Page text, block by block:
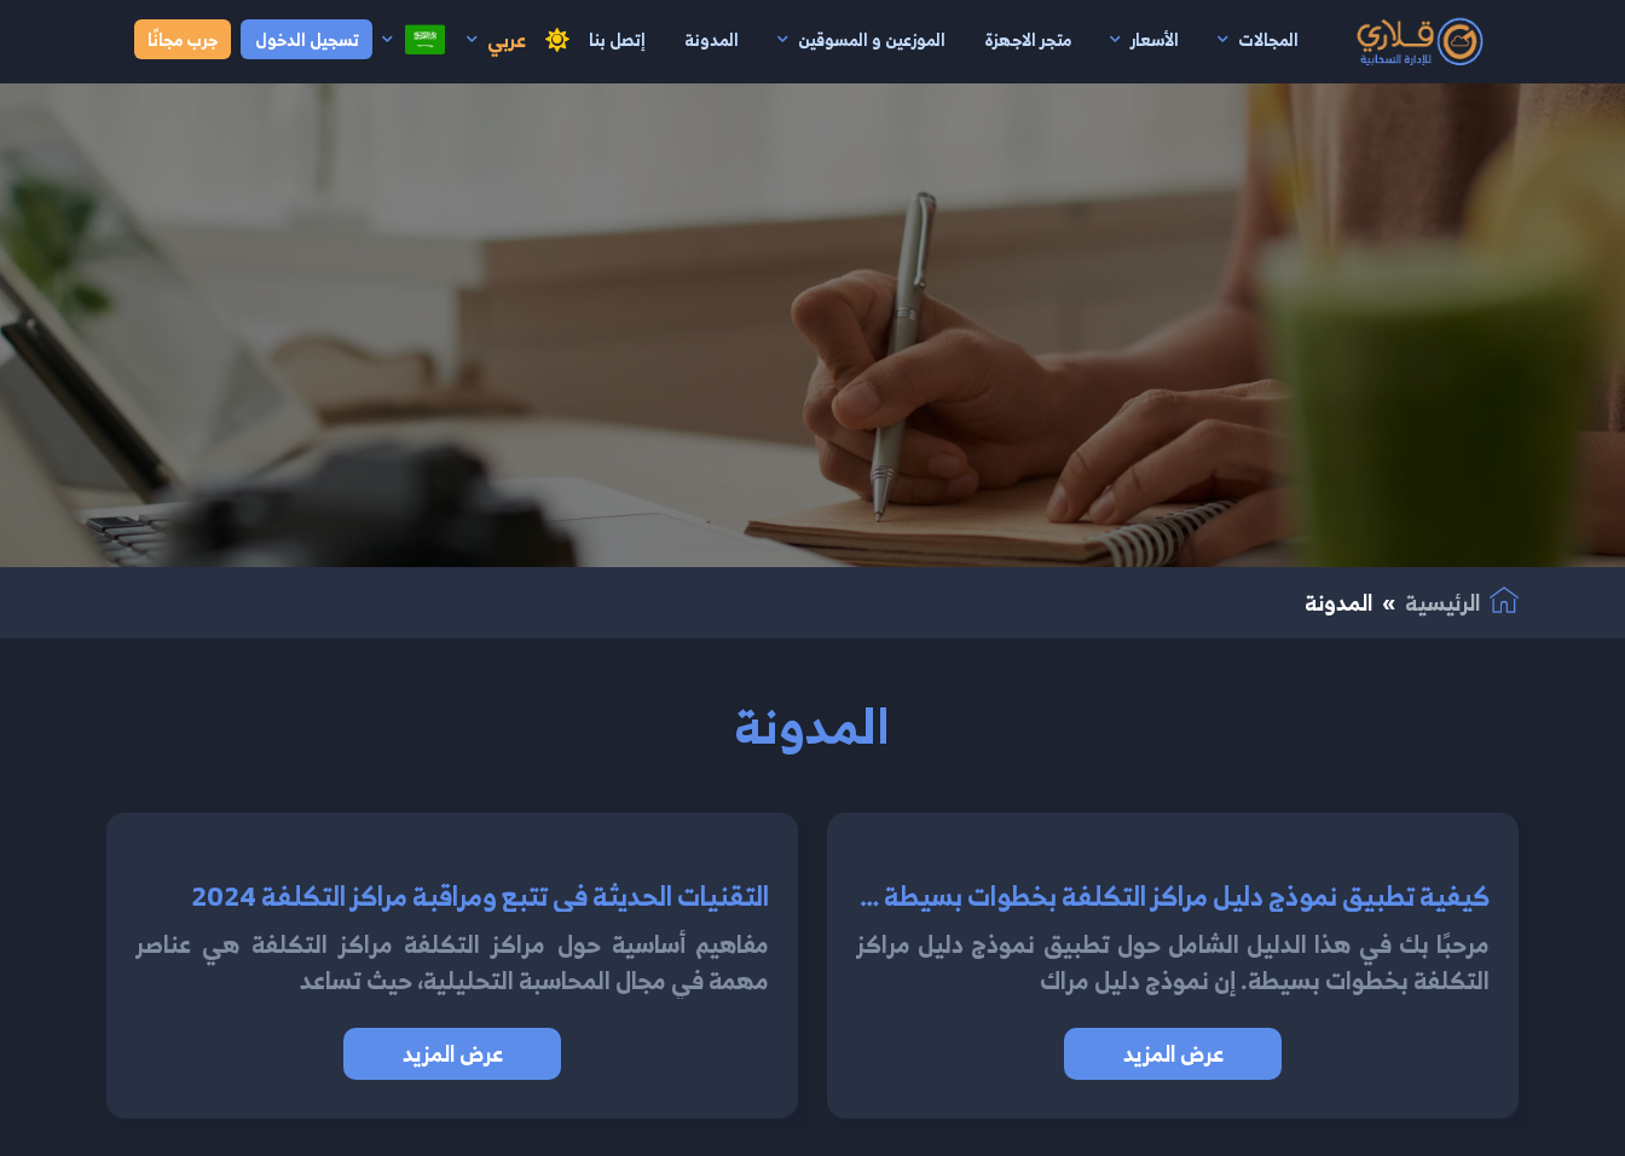
المجالات الأسعار متجر الاجهزة الموزعين و المسوقين المدونة إتصل بنا عربي تسجيل الدخول جرب مجانًا
انتقال إلى المحتوى الرئيسي
الرئيسية المدونة
المدونة
كيفية تطبيق نموذج دليل مراكز التكلفة بخطوات بسيطة 2024
مرحبًا بك في هذا الدليل الشامل حول تطبيق نموذج دليل مراكز
التكلفة بخطوات بسيطة. إن نموذج دليل مراك
عرض المزيد
التقنيات الحديثة في تتبع ومراقبة مراكز التكلفة 2024
مفاهيم أساسية حول مراكز التكلفة مراكز التكلفة هي عناصر
مهمة في مجال المحاسبة التحليلية، حيث تساعد
عرض المزيد